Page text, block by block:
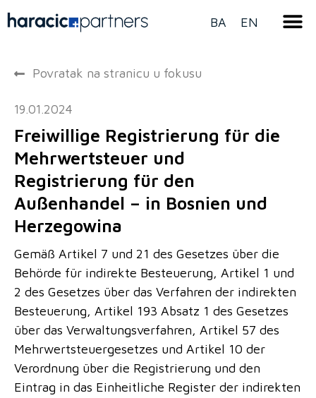
BA EN
Povratak na stranicu u fokusu
19.01.2024
Freiwillige Registrierung für die
Mehrwertsteuer und
Registrierung für den
Außenhandel – in Bosnien und
Herzegowina
Gemäß Artikel 7 und 21 des Gesetzes über die
Behörde für indirekte Besteuerung, Artikel 1 und
2 des Gesetzes über das Verfahren der indirekten
Besteuerung, Artikel 193 Absatz 1 des Gesetzes
über das Verwaltungsverfahren, Artikel 57 des
Mehrwertsteuergesetzes und Artikel 10 der
Verordnung über die Registrierung und den
Eintrag in das Einheitliche Register der indirekten